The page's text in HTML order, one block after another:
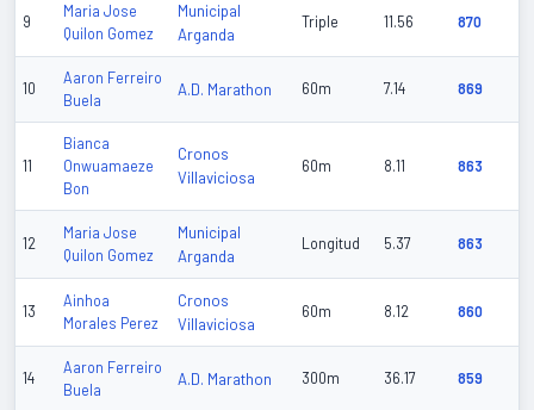
9
Maria Jose
Quilon Gomez
Municipal
Arganda
Triple 11.56 870
10
Aaron Ferreiro
Buela
A.D. Marathon 60m 7.14 869
11
Bianca
Onwuamaeze
Bon
Cronos
Villaviciosa
60m 8.11 863
12
Maria Jose
Quilon Gomez
Municipal
Arganda
Longitud 5.37 863
13
Ainhoa
Morales Perez
Cronos
Villaviciosa
60m 8.12 860
14
Aaron Ferreiro
Buela
A.D. Marathon 300m 36.17 859